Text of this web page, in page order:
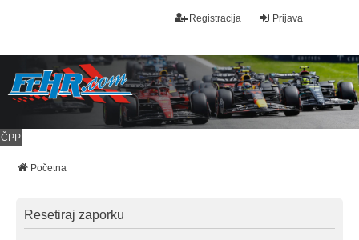
Prijava
Registracija
ČPP
Početna
Resetiraj zaporku